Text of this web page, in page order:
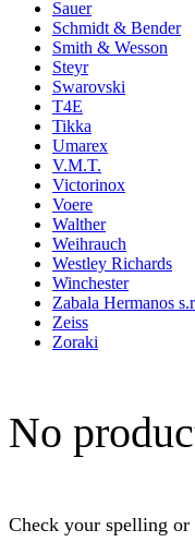
Sauer
Schmidt & Bender
Smith & Wesson
Steyr
Swarovski
T4E
Tikka
Umarex
V.M.T.
Victorinox
Voere
Walther
Weihrauch
Westley Richards
Winchester
Zabala Hermanos
Zeiss
Zoraki
No
Check your spelling or